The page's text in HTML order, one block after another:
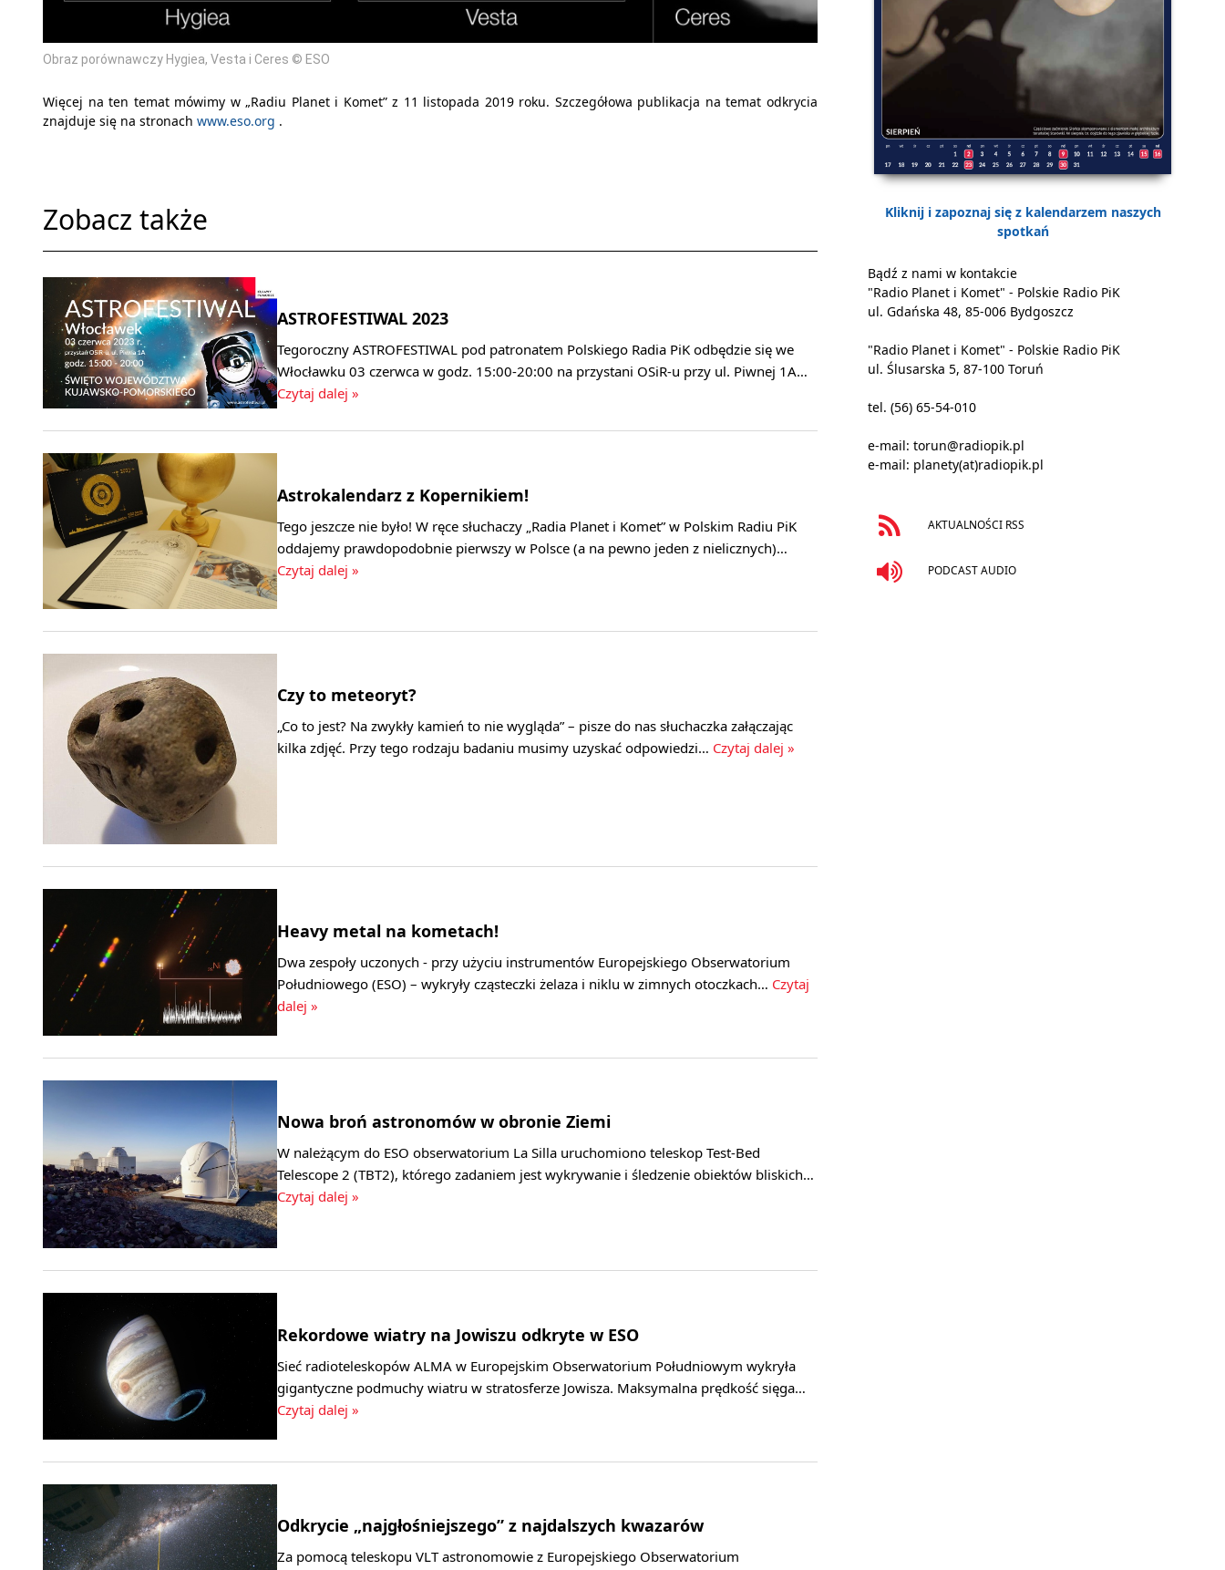
Obraz porównawczy Hygiea, Vesta i Ceres © ESO
Więcej na ten temat mówimy w „Radiu Planet i Komet” z 11 listopada 2019 roku. Szczegółowa publikacja na temat odkrycia
znajduje się na stronach www.eso.org .
Zobacz także
ASTROFESTIWAL 2023
Tegoroczny ASTROFESTIWAL pod patronatem Polskiego Radia PiK odbędzie się we
Włocławku 03 czerwca w godz. 15:00-20:00 na przystani OSiR-u przy ul. Piwnej 1A…
Czytaj dalej »
Astrokalendarz z Kopernikiem!
Tego jeszcze nie było! W ręce słuchaczy „Radia Planet i Komet” w Polskim Radiu PiK
oddajemy prawdopodobnie pierwszy w Polsce (a na pewno jeden z nielicznych)…
Czytaj dalej »
Czy to meteoryt?
„Co to jest? Na zwykły kamień to nie wygląda” – pisze do nas słuchaczka załączając
kilka zdjęć. Przy tego rodzaju badaniu musimy uzyskać odpowiedzi… Czytaj dalej »
Heavy metal na kometach!
Dwa zespoły uczonych - przy użyciu instrumentów Europejskiego Obserwatorium
Południowego (ESO) – wykryły cząsteczki żelaza i niklu w zimnych otoczkach… Czytaj
dalej »
Nowa broń astronomów w obronie Ziemi
W należącym do ESO obserwatorium La Silla uruchomiono teleskop Test-Bed
Telescope 2 (TBT2), którego zadaniem jest wykrywanie i śledzenie obiektów bliskich…
Czytaj dalej »
Rekordowe wiatry na Jowiszu odkryte w ESO
Sieć radioteleskopów ALMA w Europejskim Obserwatorium Południowym wykryła
gigantyczne podmuchy wiatru w stratosferze Jowisza. Maksymalna prędkość sięga…
Czytaj dalej »
Odkrycie „najgłośniejszego” z najdalszych kwazarów
Za pomocą teleskopu VLT astronomowie z Europejskiego Obserwatorium
Kliknij i zapoznaj się z kalendarzem naszych
spotkań
Bądź z nami w kontakcie
"Radio Planet i Komet" - Polskie Radio PiK
ul. Gdańska 48, 85-006 Bydgoszcz
"Radio Planet i Komet" - Polskie Radio PiK
ul. Ślusarska 5, 87-100 Toruń
tel. (56) 65-54-010
e-mail: torun@radiopik.pl
e-mail: planety(at)radiopik.pl
AKTUALNOŚCI RSS
PODCAST AUDIO